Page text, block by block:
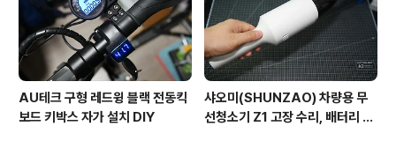
AU테크 구형 레드윙 블랙 전동킥
보드 키박스 자가 설치 DIY
샤오미(SHUNZAO) 차량용 무
선청소기 Z1 고장 수리, 배터리 리